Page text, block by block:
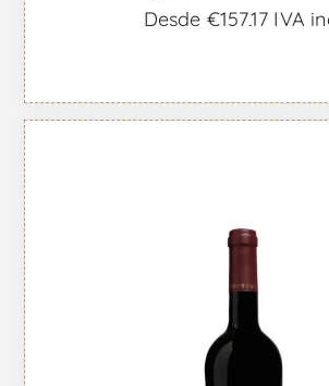
Desde €157,17 IVA